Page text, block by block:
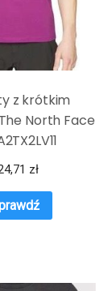
z krótkim
North Face
zł